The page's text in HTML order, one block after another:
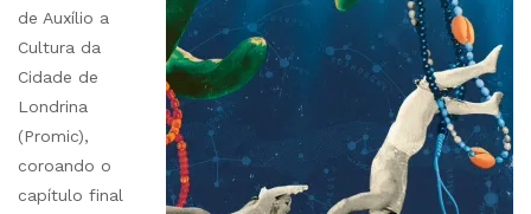
de Auxílio a
Cultura da
Cidade de
Londrina
(Promic),
coroando o
capítulo final